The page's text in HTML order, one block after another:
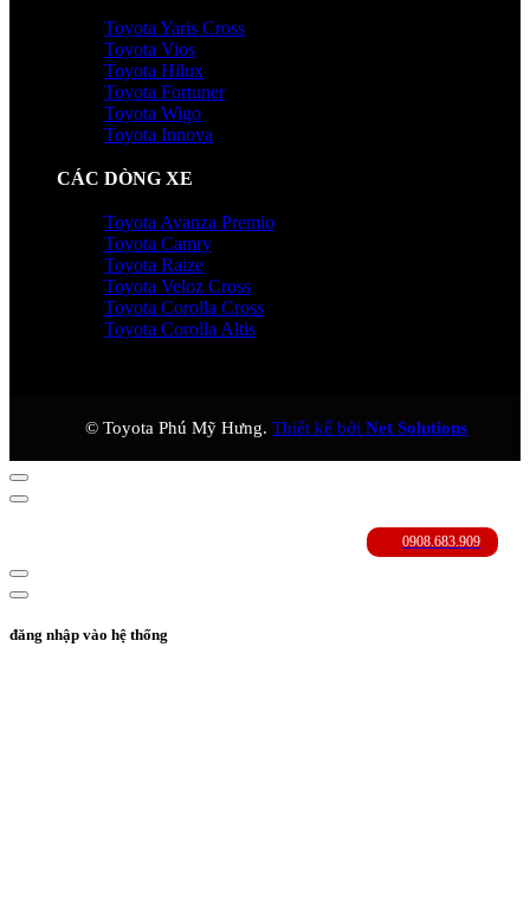
Toyota Yaris Cross
Toyota Vios
Toyota Hilux
Toyota Fortuner
Toyota Wigo
Toyota Innova
CÁC DÒNG XE
Toyota Avanza Premio
Toyota Camry
Toyota Raize
Toyota Veloz Cross
Toyota Corolla Cross
Toyota Corolla Altis
© Toyota Phú Mỹ Hưng.Thiết kế bởiNet Solutions
đăng nhập vào hệ thống